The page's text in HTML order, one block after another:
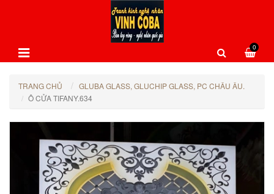
0
TRANG CHỦ
GLUBA GLASS, GLUCHIP GLASS, PC CHÂU ÂU.
Ô CỬA TIFANY.634